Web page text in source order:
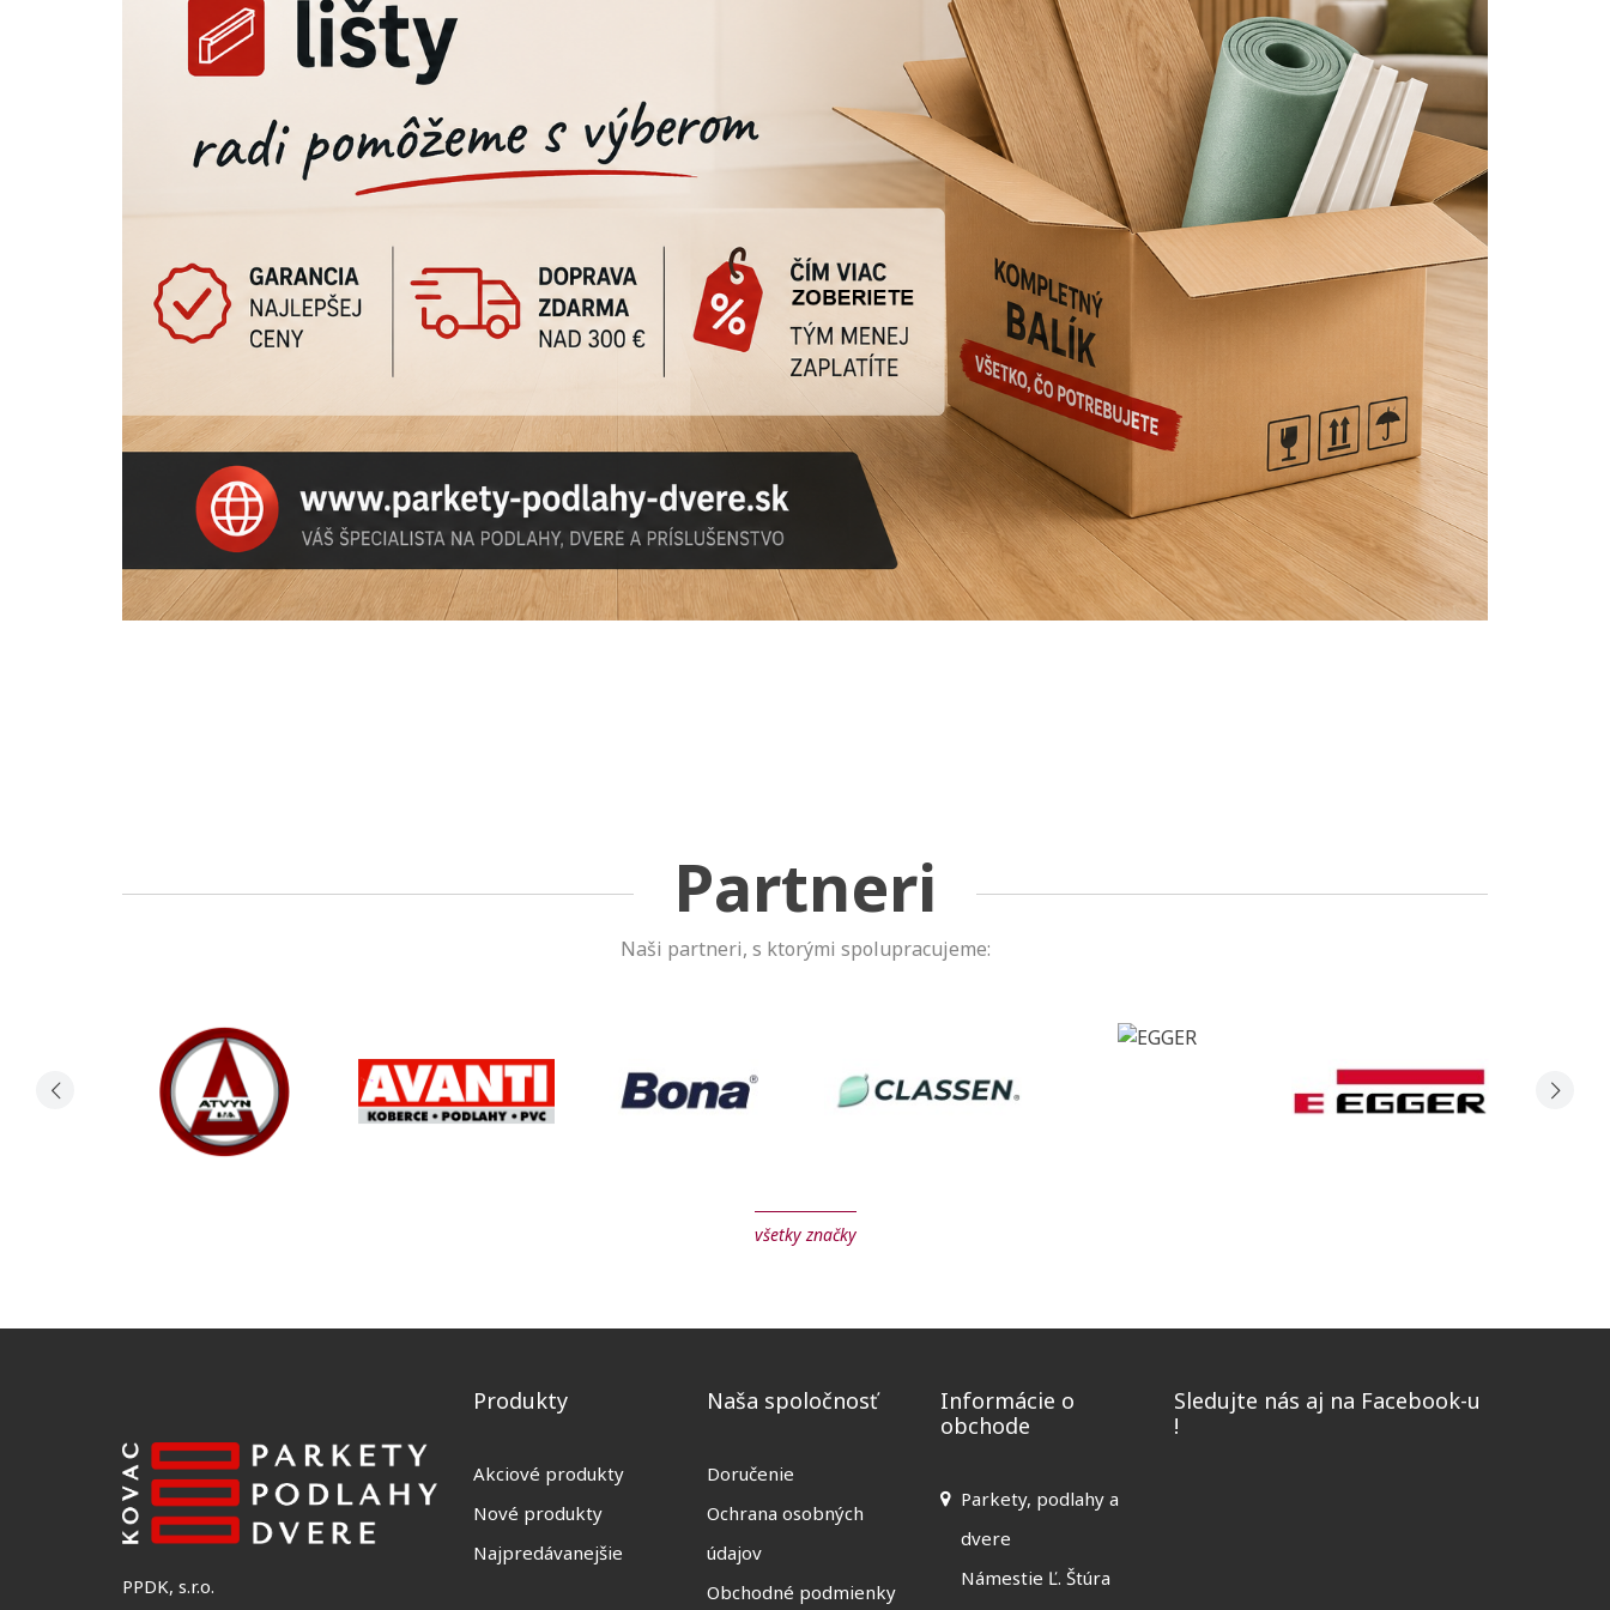
Partneri
Naši partneri, s ktorými spolupracujeme:
všetky značky
PPDK, s.r.o.
Produkty
Akciové produkty
Nové produkty
Najpredávanejšie
Naša spoločnosť
Doručenie
Ochrana osobných
údajov
Obchodné podmienky
Informácie o
obchode
Parkety, podlahy a
dvere
Námestie Ľ. Štúra
Sledujte nás aj na Facebook-u
!